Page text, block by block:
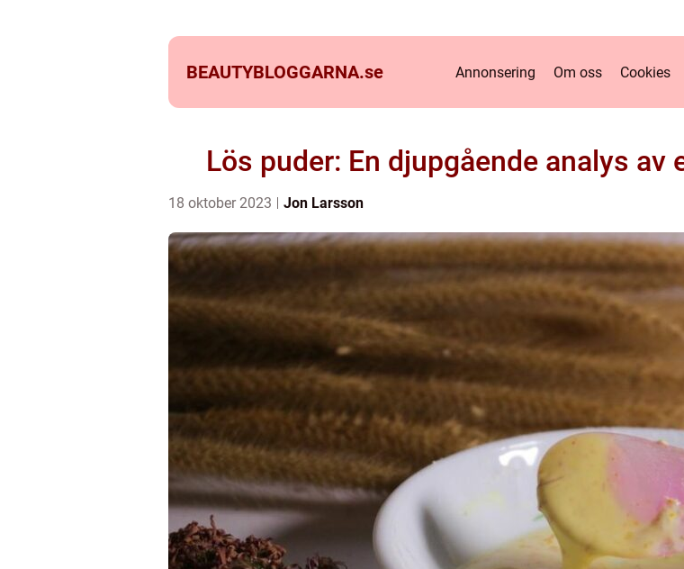
BEAUTYBLOGGARNA.se Annonsering Om oss Cookies
Lös puder: En djupgående analys
18 oktober 2023 Jon Larsson